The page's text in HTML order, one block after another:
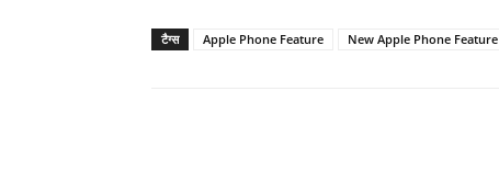
टैग्स Apple Phone Feature New Apple Phone Feature